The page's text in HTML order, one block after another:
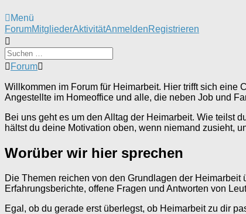
Menü
Forum-
Navigation
ForumMitgliederAktivitätAnmeldenRegistrieren
Forum-
-
Du
hier:
Forum
Willkommen im Forum für Heimarbeit. Hier trifft sich eine
Angestellte im Homeoffice und alle, die neben Job und
Bei uns geht es um den Alltag der Heimarbeit. Wie teilst
hältst du deine Motivation oben, wenn niemand zusieht,
Worüber wir hier sprechen
Die Themen reichen von den Grundlagen der
Erfahrungsberichte, offene Fragen und Antworten von
Egal, ob du gerade erst überlegst, ob Heimarbeit zu dir